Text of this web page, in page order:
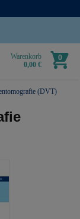
Warenkorb
0,00 €
0
(DVT)